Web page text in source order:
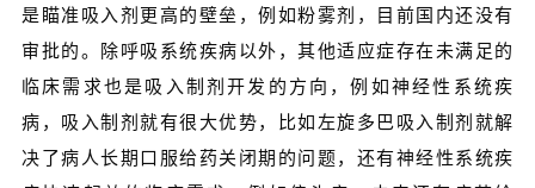
是瞄准吸入剂更高的壁垒，例如粉雾剂，目前国内还没有
审批的。除呼吸系统疾病以外，其他适应症存在未满足的
临床需求也是吸入制剂开发的方向，例如神经性系统疾
病，吸入制剂就有很大优势，比如左旋多巴吸入制剂就解
决了病人长期口服给药关闭期的问题，还有神经性系统疾